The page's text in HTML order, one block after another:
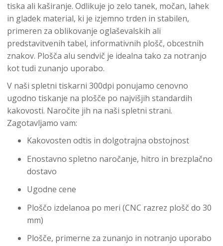
tiska ali kaširanje. Odlikuje jo zelo tanek, močan, lahek
in gladek material, ki je izjemno trden in stabilen,
primeren za oblikovanje oglaševalskih ali
predstavitvenih tabel, informativnih plošč, obcestnih
znakov. Plošča alu sendvič je idealna tako za notranjo
kot tudi zunanjo uporabo.
V naši spletni tiskarni 300dpi ponujamo cenovno
ugodno tiskanje na plošče po najvišjih standardih
kakovosti. Naročite jih na naši spletni strani.
Zagotavljamo vam:
Kakovosten odtis in dolgotrajna obstojnost
Enostavno spletno naročanje, hitro in brezplačno
dostavo
Ugodne cene
Ploščo izdelanoa po meri (CNC razrez plošč do 30
mm)
Plošče, primerne za zunanjo in notranjo uporabo